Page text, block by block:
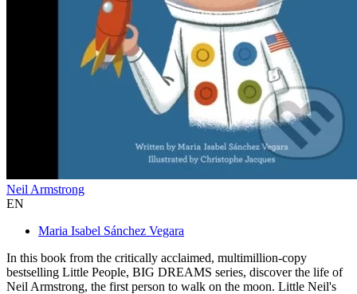
Neil Armstrong
EN
Maria Isabel Sánchez Vegara
In this book from the critically acclaimed, multimillion-copy
bestselling Little People, BIG DREAMS series, discover the life of
Neil Armstrong, the first person to walk on the moon. Little Neil's